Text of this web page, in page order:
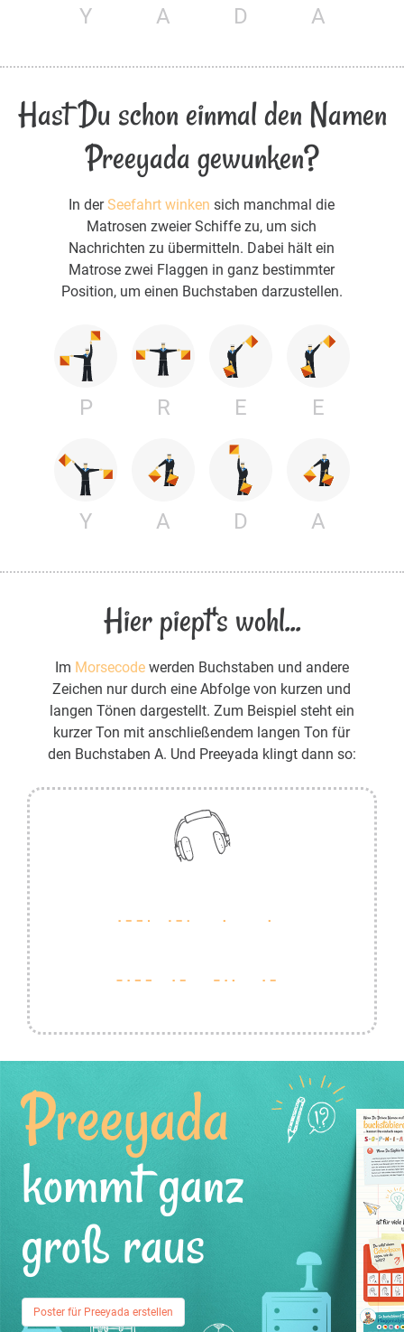
Y A D A
Hast Du schon einmal den Namen
Preeyada gewunken?
In derSeefahrt winken sich manchmal die
Matrosen zweier Schiffe zu, um sich
Nachrichten zu übermitteln. Dabei hält ein
Matrose zwei Flaggen in ganz bestimmter
Position, um einen Buchstaben darzustellen.
P R E E
Y A D A
Hier piept's wohl...
Im Morsecodewerden Buchstaben und andere
Zeichen nur durch eine Abfolge von kurzen und
langen Tönen dargestellt. Zum Beispiel steht ein
kurzer Ton mit anschließendem langen Ton für
den Buchstaben A. Und Preeyada klingt dann so:
Preeyada
kommt ganz
groß raus
Poster für Preeyada erstellen